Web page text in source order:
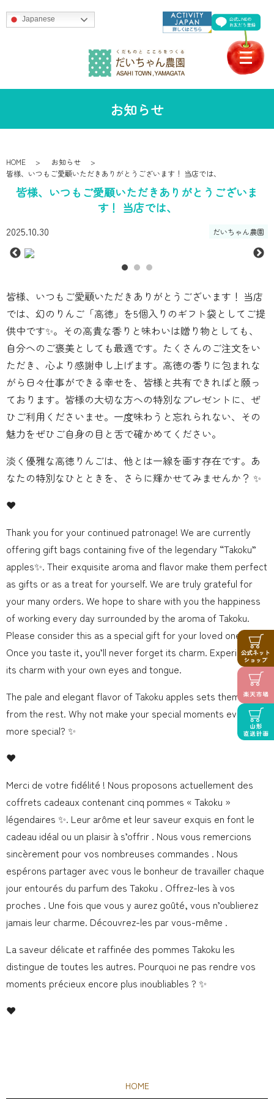
Japanese
お知らせ
HOME
お知らせ
皆様、いつもご愛顧いただきありがとうございます！ 当店では、
皆様、いつもご愛顧いただきありがとうございま
す！ 当店では、
2025.10.30 だいちゃん農園
皆様、いつもご愛顧いただきありがとうございます！ 当店
では、幻のりんご「高徳」を5個入りのギフト袋としてご提
供中です✨。その高貴な香りと味わいは贈り物としても、
自分へのご褒美としても最適です。たくさんのご注文をい
ただき、心より感謝申し上げます。高徳の香りに包まれな
がら日々仕事ができる幸せを、皆様と共有できればと願っ
ております。皆様の大切な方への特別なプレゼントに、ぜ
ひご利用くださいませ。一度味わうと忘れられない、その
魅力をぜひご自身の目と舌で確かめてください。
淡く優雅な高徳りんごは、他とは一線を画す存在です。あ
なたの特別なひとときを、さらに輝かせてみませんか？ ✨
❤️
Thank you for your continued patronage! We are currently
offering gift bags containing five of the legendary “Takoku”
apples✨. Their exquisite aroma and flavor make them perfect
as gifts or as a treat for yourself. We are truly grateful for
your many orders. We hope to share with you the happiness
of working every day surrounded by the aroma of Takoku.
Please consider this as a special gift for your loved ones.
Once you taste it, you’ll never forget its charm. Experience
its charm with your own eyes and tongue.
The pale and elegant flavor of Takoku apples sets them apart
from the rest. Why not make your special moments even
more special? ✨
❤️
Merci de votre fidélité ! Nous proposons actuellement des
coffrets cadeaux contenant cinq pommes « Takoku »
légendaires ✨. Leur arôme et leur saveur exquis en font le
cadeau idéal ou un plaisir à s’offrir . Nous vous remercions
sincèrement pour vos nombreuses commandes . Nous
espérons partager avec vous le bonheur de travailler chaque
jour entourés du parfum des Takoku . Offrez-les à vos
proches . Une fois que vous y aurez goûté, vous n’oublierez
jamais leur charme. Découvrez-les par vous-même .
La saveur délicate et raffinée des pommes Takoku les
distingue de toutes les autres. Pourquoi ne pas rendre vos
moments précieux encore plus inoubliables ? ✨
❤️
HOME